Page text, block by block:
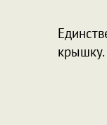
крышку.